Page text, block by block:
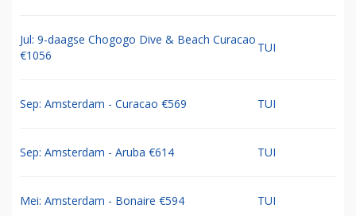
Jul: 9-daagse Chogogo Dive & Beach Curacao
€1056
TUI
Sep: Amsterdam - Curacao €569 TUI
Sep: Amsterdam - Aruba €614 TUI
Mei: Amsterdam - Bonaire €594 TUI